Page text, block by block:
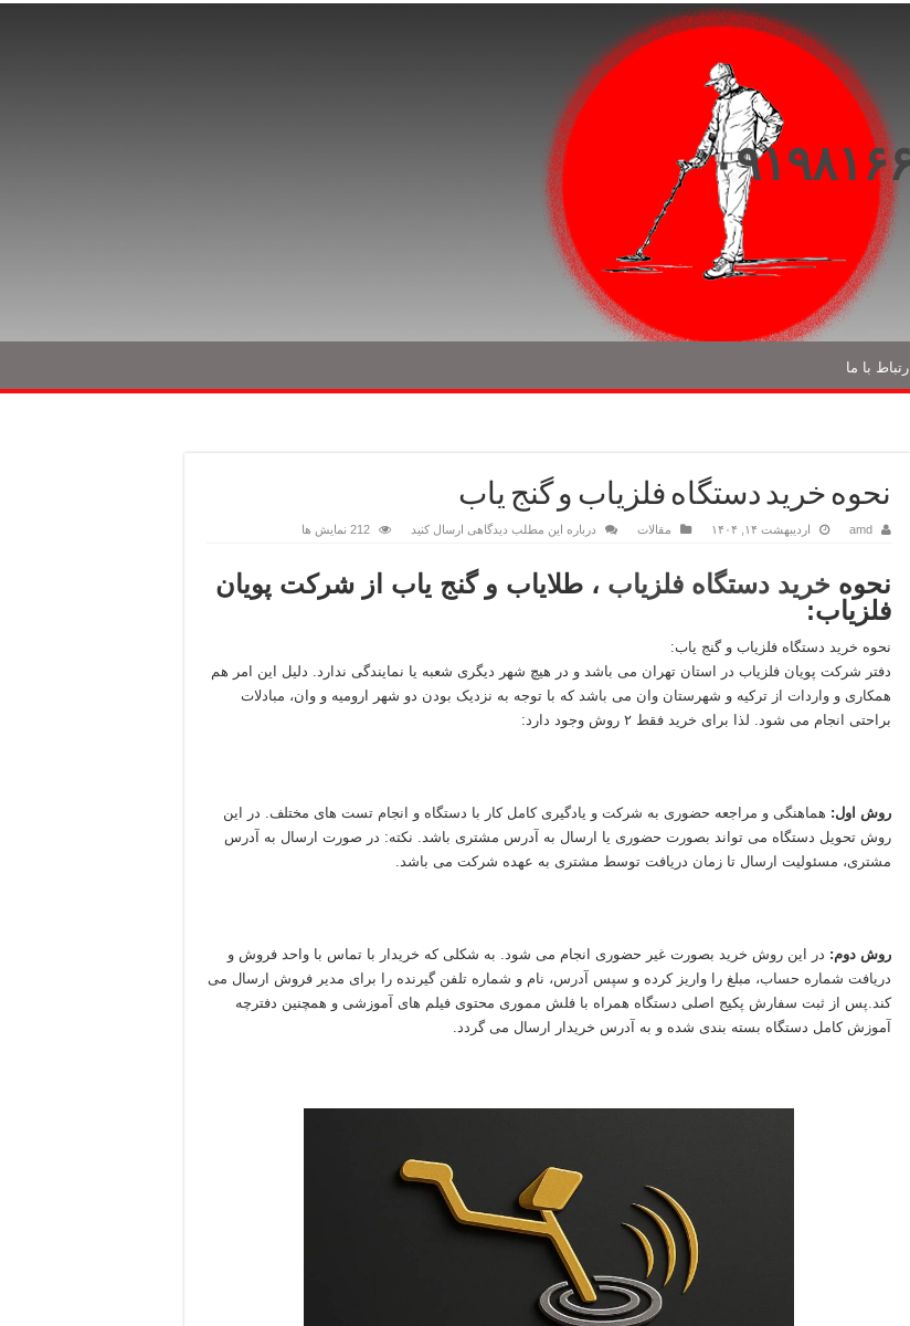
ارتباط با ما
نحوه خرید دستگاه فلزیاب و گنج یاب
amd اردیبهشت ۱۴, ۱۴۰۴ مقالات درباره این مطلب دیدگاهی ارسال کنید 212 نمایش ها
نحوه خرید دستگاه فلزیاب ، طلایاب و گنج یاب از شرکت پویان
فلزیاب:
نحوه خرید دستگاه فلزیاب و گنج یاب:
دفتر شرکت پویان فلزیاب در استان تهران می باشد و در هیچ شهر دیگری شعبه یا نمایندگی ندارد. دلیل این امر هم
همکاری و واردات از ترکیه و شهرستان وان می باشد که با توجه به نزدیک بودن دو شهر ارومیه و وان، مبادلات
براحتی انجام می شود. لذا برای خرید فقط ۲ روش وجود دارد:
روش اول: هماهنگی و مراجعه حضوری به شرکت و یادگیری کامل کار با دستگاه و انجام تست های مختلف. در این
روش تحویل دستگاه می تواند بصورت حضوری یا ارسال به آدرس مشتری باشد. نکته: در صورت ارسال به آدرس
مشتری، مسئولیت ارسال تا زمان دریافت توسط مشتری به عهده شرکت می باشد.
روش دوم: در این روش خرید بصورت غیر حضوری انجام می شود. به شکلی که خریدار با تماس با واحد فروش و
دریافت شماره حساب، مبلغ را واریز کرده و سپس آدرس، نام و شماره تلفن گیرنده را برای مدیر فروش ارسال می
کند.پس از ثبت سفارش پکیج اصلی دستگاه همراه با فلش مموری محتوی فیلم های آموزشی و همچنین دفترچه
آموزش کامل دستگاه بسته بندی شده و به آدرس خریدار ارسال می گردد.